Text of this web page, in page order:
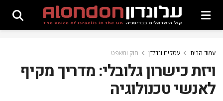
עמוד הבית עסקים ונדל"ן חוק ומשפט
ויזת כישרון גלובלי: מדריך מקיף
לאנשי טכנולוגיה